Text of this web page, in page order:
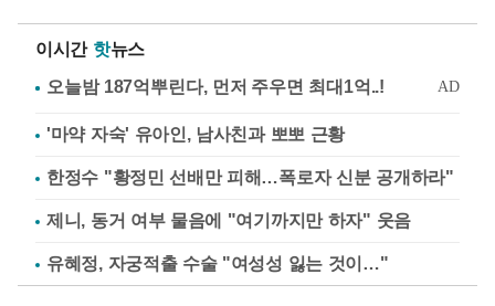
이시간 핫뉴스
'마약 자숙' 유아인, 남사친과 뽀뽀 근황
한정수 "황정민 선배만 피해…폭로자 신분 공개하라"
제니, 동거 여부 물음에 "여기까지만 하자" 웃음
유혜정, 자궁적출 수술 "여성성 잃는 것이…"